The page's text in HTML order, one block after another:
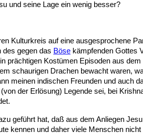
und seine Lage ein wenig besser?
Kulturkreis auf eine ausgesprochene
des gegen das Böse kämpfenden Gottes
prächtigen Kostümen Episoden aus
schaurigen Drachen bewacht waren,
meinen indischen Freunden und auch
der Erlösung) Legende sei, bei
geführt hat, daß aus dem Anliegen
kennen und daher viele Menschen